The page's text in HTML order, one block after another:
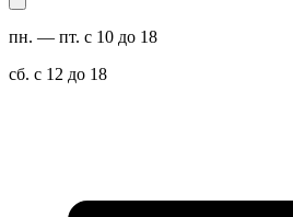
пн. — пт. с 10 до 18
сб. с 12 до 18